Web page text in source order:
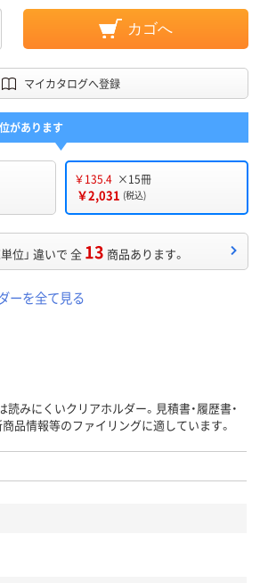
カゴへ
マイカタログへ登録
があります
￥135.4 ×15冊
￥2,031 (税込)
単位」 違いで 全 13 商品あります。
ーを全て見る
読みにくいクリアホルダー。見積書・履歴書・
商品情報等のファイリングに適しています。